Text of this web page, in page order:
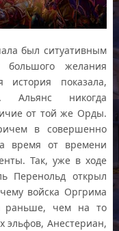
был ситуативным
желания
история показала,
Альянс никогда
от той же Орды.
в совершенно
время от времени
Так, уже в ходе
Перенольд открыл
войска Оргрима
раньше, чем на то
эльфов, Анестериан,